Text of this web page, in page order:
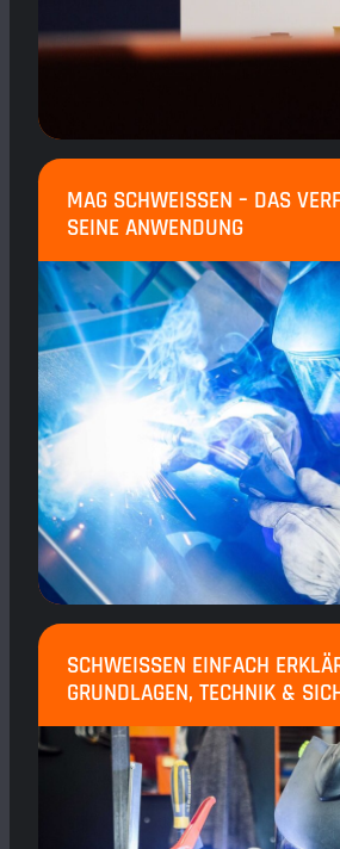
MAG SCHWEISSEN – DAS
EINE ANWENDUNG
SCHWEISSEN EINFACH
RUNDLAGEN, TECHNIK &